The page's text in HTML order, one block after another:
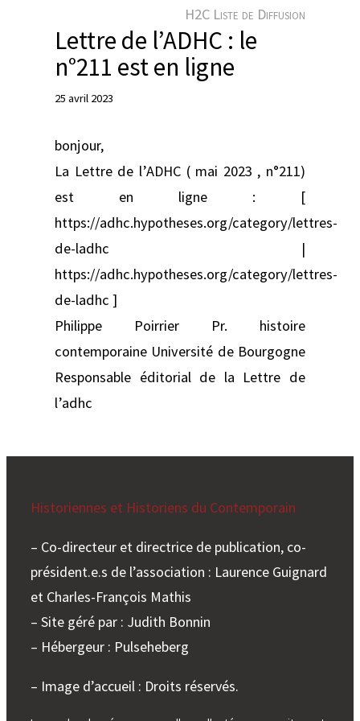
H2C Liste de Diffusion
Lettre de l’ADHC : le
n°211 est en ligne
25 avril 2023
bonjour,
La Lettre de l’ADHC ( mai 2023 , n°211)
est en ligne : [
https://adhc.hypotheses.org/category/lettres-
de-ladhc |
https://adhc.hypotheses.org/category/lettres-
de-ladhc ]
Philippe Poirrier Pr. histoire
contemporaine Université de Bourgogne
Responsable éditorial de la Lettre de
l’adhc
Historiennes et Historiens du Contemporain
– Co-directeur et directrice de publication, co-
président.e.s de l’association : Laurence Guignard
et Charles-François Mathis
– Site géré par : Judith Bonnin
– Hébergeur : Pulseheberg
– Image d’accueil : Droits réservés.